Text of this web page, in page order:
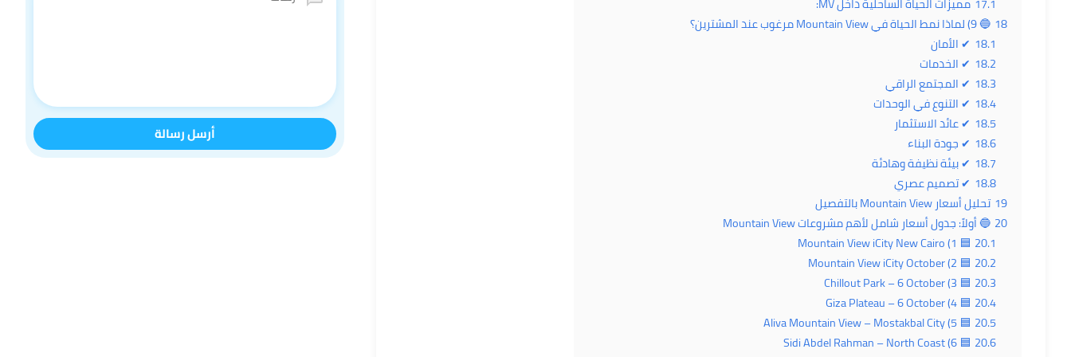
18 🔵 9) لماذا نمط الحياة في Mountain View مرغوب عند المشترين؟
18.1 ✔ الأمان
18.2 ✔ الخدمات
18.3 ✔ المجتمع الراقي
18.4 ✔ التنوع في الوحدات
18.5 ✔ عائد الاستثمار
18.6 ✔ جودة البناء
18.7 ✔ بيئة نظيفة وهادئة
18.8 ✔ تصميم عصري
19 تحليل أسعار Mountain View بالتفصيل
20 🔵 أولاً: جدول أسعار شامل لأهم مشروعات Mountain View
20.1
🟦 1) Mountain View iCity New Cairo
20.2
🟦 2) Mountain View iCity October
20.3
🟦 3) Chillout Park – 6 October
20.4
🟦 4) Giza Plateau – 6 October
20.5
🟦 5) Aliva Mountain View – Mostakbal City
20.6
🟦 6) Sidi Abdel Rahman – North Coast